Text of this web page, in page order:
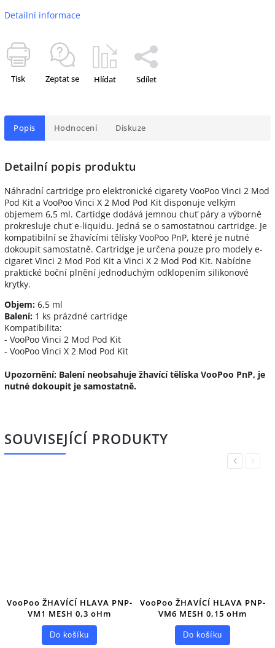
Detailní informace
Tisk Zeptat se Hlídat Sdílet
Popis Hodnocení Diskuze
Detailní popis produktu
Náhradní cartridge pro elektronické cigarety VooPoo Vinci 2 Mod
Pod Kit a VooPoo Vinci X 2 Mod Pod Kit disponuje velkým
objemem 6,5 ml. Cartidge dodává jemnou chuť páry a výborně
prokresluje chuť e-liquidu. Jedná se o samostatnou cartridge. Je
kompatibilní se žhavícími tělísky VooPoo PnP, které je nutné
dokoupit samostatně. Cartridge je určena pouze pro modely e-
cigaret Vinci 2 Mod Pod Kit a Vinci X 2 Mod Pod Kit. Nabídne
praktické boční plnění jednoduchým odklopením silikonové
krytky.
Objem: 6,5 ml
Balení: 1 ks prázdné cartridge
Kompatibilita:
- VooPoo Vinci 2 Mod Pod Kit
- VooPoo Vinci X 2 Mod Pod Kit
Upozornění: Balení neobsahuje žhavící tělíska VooPoo PnP, je
nutné dokoupit je samostatně.
SOUVISEJÍCÍ PRODUKTY
Previous
VooPoo ŽHAVÍCÍ HLAVA PNP-
VM1 MESH 0,3 oHm
Do košíku
VooPoo ŽHAVÍCÍ HLAVA PNP-
VM6 MESH 0,15 oHm
Do košíku
Next